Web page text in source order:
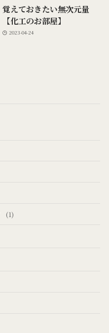
覚えておきたい無次元量
【化工のお部屋】
2023-04-24
(1)